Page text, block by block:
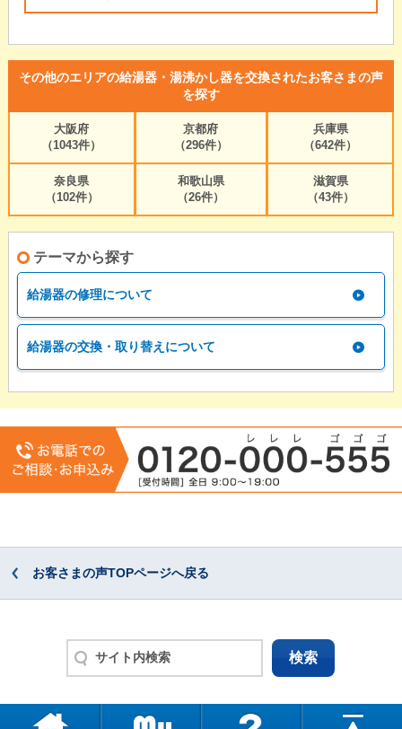
その他のエリアの給湯器・湯沸かし器を交換されたお客さまの声
を探す
大阪府
（1043件）
京都府
（296件）
兵庫県
（642件）
奈良県
（102件）
和歌山県
（26件）
滋賀県
（43件）
テーマから探す
給湯器の修理について
給湯器の交換・取り替えについて
お客さまの声TOPページへ戻る